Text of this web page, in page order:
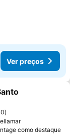
Ver preços
favoritos
como destaque